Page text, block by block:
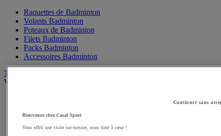
Raquettes de Badminton
Volants Badminton
Poteaux de Badminton
Filets Badminton
Packs Badminton
Accessoires Badminton
Tennis de table
Voir tous les produits
Tables de Tennis de table
Filets, Poteaux Tennis de table
Continuer sans
Bienvenue chez Casal Sport
Vous offrir une visite sur-mesure, nous tient à cœur !